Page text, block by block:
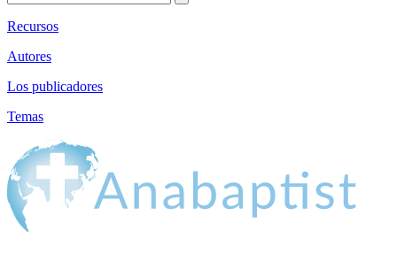
Recursos
Autores
Los publicadores
Temas